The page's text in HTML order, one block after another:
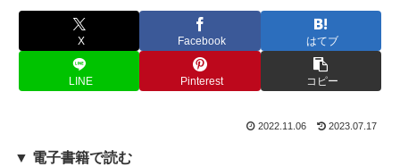
X Facebook はてブ
LINE Pinterest コピー
2022.11.06 2023.07.17
▼ 電子書籍で読む